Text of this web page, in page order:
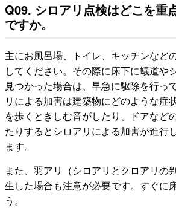
Q09. シロアリ点検はどこを重
ですか。
主にお風呂場、トイレ、キッチンなど
してください。その際に床下に蟻道や
見つかった場合は、早急に駆除を行っ
リによる加害は建築物にどのような症
を歩くときしむ音がしたり、ドアなど
たりするとシロアリによる加害が進行
ます。
また、羽アリ（シロアリとクロアリの
生した場合も注意が必要です。すぐに
う。